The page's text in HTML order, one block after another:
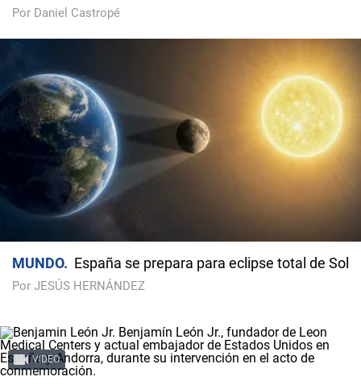
Por Daniel Castropé
MUNDO España se prepara para eclipse total de Sol
Por JESÚS HERNÁNDEZ
VIDEO